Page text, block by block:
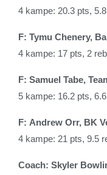
4 kampe: 20.3 pts,
F: Tymu Chenery,
4 kampe: 17 pts, 2
F: Samuel Tabe,
5 kampe: 16.2 pts,
F: Andrew Orr, BK
4 kampe: 21 pts, 9.5
Coach: Skyler